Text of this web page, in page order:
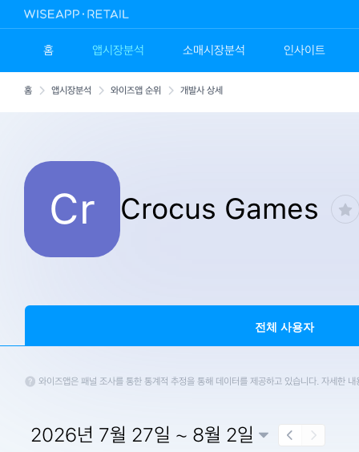
홈 앱시장분석 소매시장분석 인사이트
홈 앱시장분석 와이즈앱 순위 개발사 상세
Cr Crocus Games
전체 사용자
와이즈앱은 패널 조사를 통한 통계적 추정을 통해 데이터를 제공하고 있습니다. 자세한
2026년 7월 27일 ~ 8월 2일